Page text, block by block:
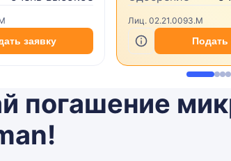
заявку
Лиц. 02.21.0093.M
Подать
погашение